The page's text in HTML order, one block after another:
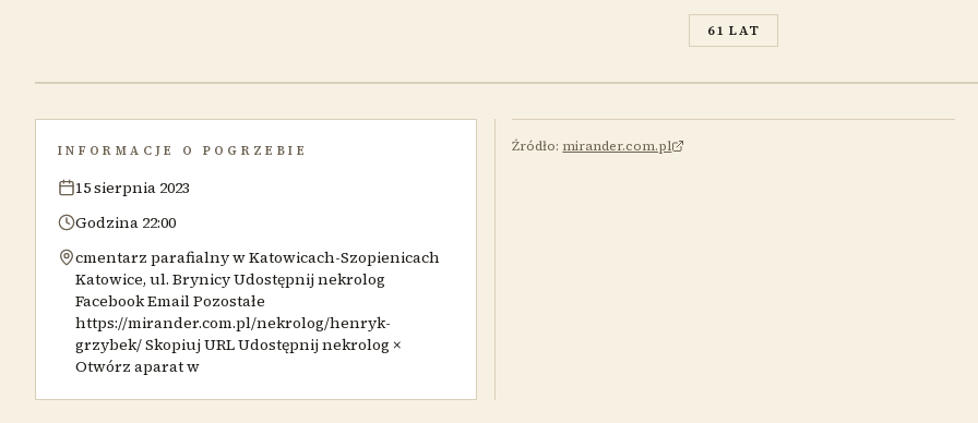
61 LAT
INFORMACJE O POGRZEBIE
15 sierpnia 2023
Godzina 22:00
cmentarz parafialny w Katowicach-Szopienicach
Katowice, ul. Brynicy Udostępnij nekrolog
Facebook Email Pozostałe
https://mirander.com.pl/nekrolog/henryk-
grzybek/ Skopiuj URL Udostępnij nekrolog ×
Otwórz aparat w
Źródło: mirander.com.pl